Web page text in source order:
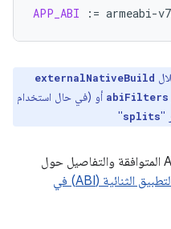
APP_ABI := armeabi-
externalNativeBuild
abiFilters أو (في حال استخدام
"
splits
"
للحصول على قائمة بجميع واجهات ABI المتوافقة والتفاصيل حول
واجهات التطبيق الثنائية (ABI) في